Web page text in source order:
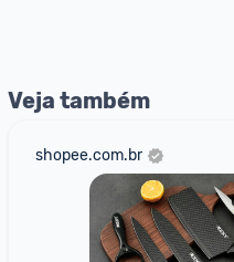
Veja também
shopee.com.br